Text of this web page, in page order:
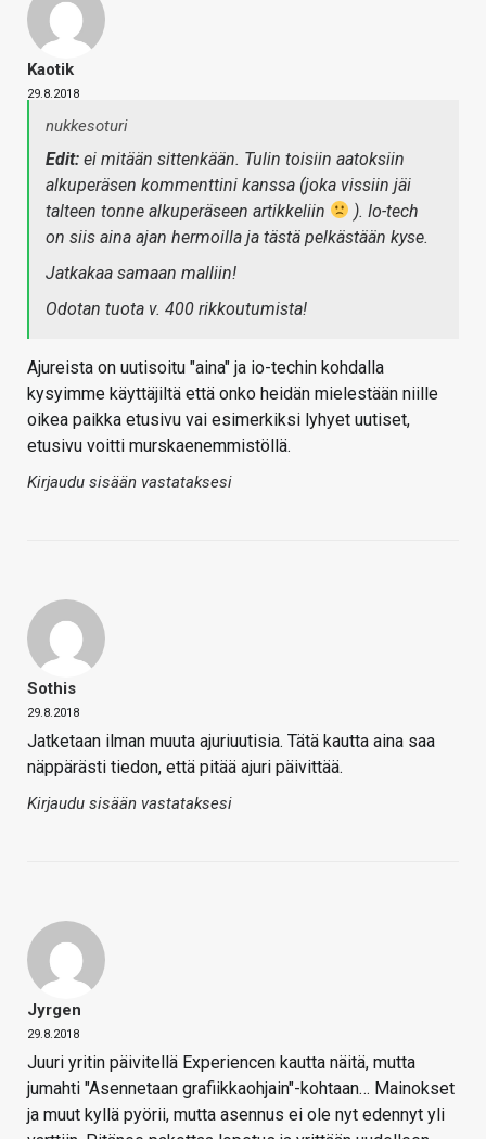
Kaotik
29.8.2018
nukkesoturi
Edit: ei mitään sittenkään. Tulin toisiin aatoksiin
alkuperäsen kommenttini kanssa (joka vissiin jäi
talteen tonne alkuperäseen artikkeliin
). Io-tech
on siis aina ajan hermoilla ja tästä pelkästään kyse.
Jatkakaa samaan malliin!
Odotan tuota v. 400 rikkoutumista!
Ajureista on uutisoitu "aina" ja io-techin kohdalla
kysyimme käyttäjiltä että onko heidän mielestään niille
oikea paikka etusivu vai esimerkiksi lyhyet uutiset,
etusivu voitti murskaenemmistöllä.
Kirjaudu sisään vastataksesi
Sothis
29.8.2018
Jatketaan ilman muuta ajuriuutisia. Tätä kautta aina saa
näppärästi tiedon, että pitää ajuri päivittää.
Kirjaudu sisään vastataksesi
Jyrgen
29.8.2018
Juuri yritin päivitellä Experiencen kautta näitä, mutta
jumahti "Asennetaan grafiikkaohjain"-kohtaan… Mainokset
ja muut kyllä pyörii, mutta asennus ei ole nyt edennyt yli